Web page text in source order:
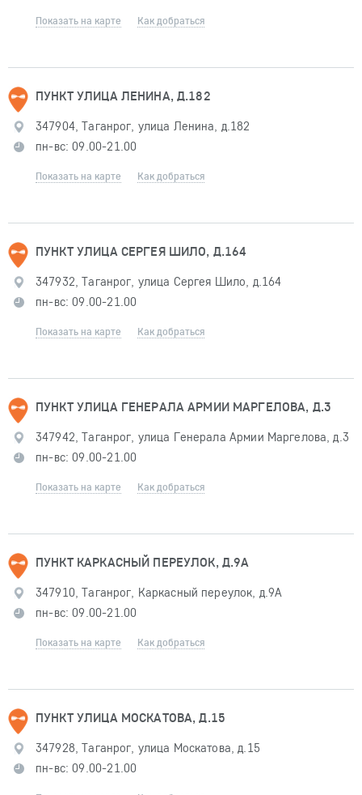
Показать на карте Как добраться
ПУНКТ УЛИЦА ЛЕНИНА, Д.182
347904, Таганрог, улица Ленина, д.182
пн-вс: 09.00-21.00
Показать на карте Как добраться
ПУНКТ УЛИЦА СЕРГЕЯ ШИЛО, Д.164
347932, Таганрог, улица Сергея Шило, д.164
пн-вс: 09.00-21.00
Показать на карте Как добраться
ПУНКТ УЛИЦА ГЕНЕРАЛА АРМИИ МАРГЕЛОВА, Д.3
347942, Таганрог, улица Генерала Армии Маргелова, д.3
пн-вс: 09.00-21.00
Показать на карте Как добраться
ПУНКТ КАРКАСНЫЙ ПЕРЕУЛОК, Д.9А
347910, Таганрог, Каркасный переулок, д.9А
пн-вс: 09.00-21.00
Показать на карте Как добраться
ПУНКТ УЛИЦА МОСКАТОВА, Д.15
347928, Таганрог, улица Москатова, д.15
пн-вс: 09.00-21.00